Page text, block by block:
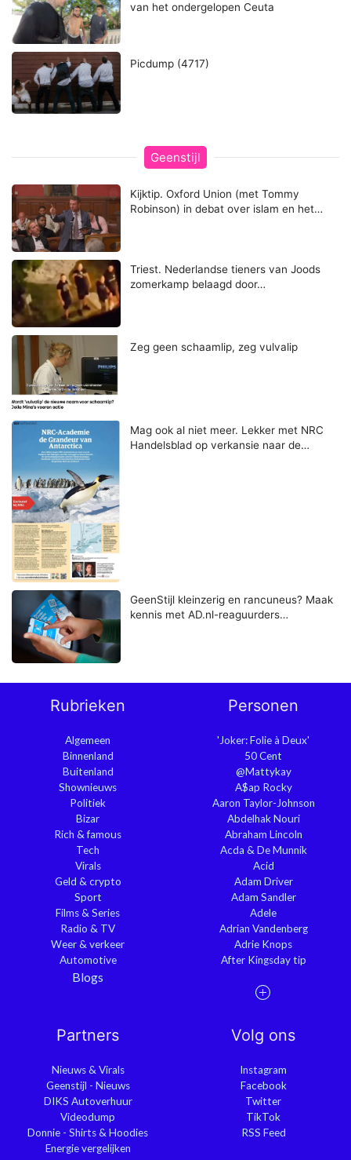
van het ondergelopen Ceuta
Picdump (4717)
Geenstijl
Kijktip. Oxford Union (met Tommy
Robinson) in debat over islam en het…
Triest. Nederlandse tieners van Joods
zomerkamp belaagd door…
Zeg geen schaamlip, zeg vulvalip
Mag ook al niet meer. Lekker met NRC
Handelsblad op verkansie naar de…
GeenStijl kleinzerig en rancuneus? Maak
kennis met AD.nl-reaguurders…
Rubrieken
Algemeen
Binnenland
Buitenland
Shownieuws
Politiek
Bizar
Rich & famous
Tech
Virals
Geld & crypto
Sport
Films & Series
Radio & TV
Weer & verkeer
Automotive
Blogs
Personen
'Joker: Folie à Deux'
50 Cent
@Mattykay
A$ap Rocky
Aaron Taylor-Johnson
Abdelhak Nouri
Abraham Lincoln
Acda & De Munnik
Acid
Adam Driver
Adam Sandler
Adele
Adrian Vandenberg
Adrie Knops
After Kingsday tip
Partners
Nieuws & Virals
Geenstijl - Nieuws
DIKS Autoverhuur
Videodump
Donnie - Shirts & Hoodies
Energie vergelijken
Volg ons
Instagram
Facebook
Twitter
TikTok
RSS Feed